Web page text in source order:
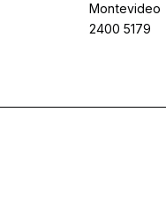
Montevideo
2400 5179